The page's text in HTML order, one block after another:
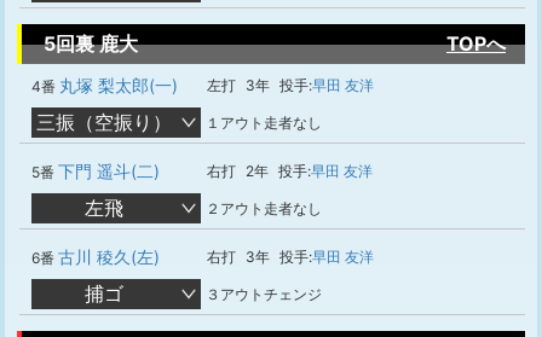
5回裏 鹿大 TOPへ
4番 丸塚 梨太郎(一) 左打 3年 投手:早田 友洋
三振（空振り） １アウト走者なし
5番 下門 遥斗(二) 右打 2年 投手:早田 友洋
左飛 ２アウト走者なし
6番 古川 稜久(左) 右打 3年 投手:早田 友洋
捕ゴ ３アウトチェンジ